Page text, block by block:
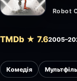
Robot
TMDb ★ 7.6
Комедія